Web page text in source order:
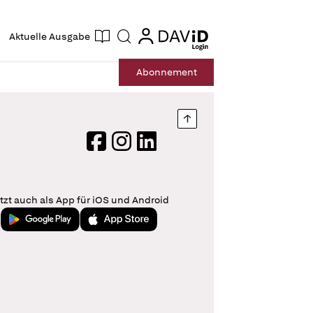
Aktuelle Ausgabe Suche login
login
Abonnement
Nach oben springen
FacebookInstagram
LinkedIn
auch als App für iOS und Android
Jetzt bei Google PlayLaden im App Store